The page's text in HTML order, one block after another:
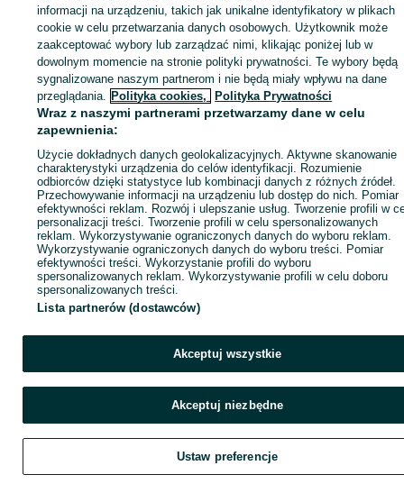
Kup
informacji na urządzeniu, takich jak unikalne identyfikatory w plikach
cookie w celu przetwarzania danych osobowych. Użytkownik może
zaakceptować wybory lub zarządzać nimi, klikając poniżej lub w
dowolnym momencie na stronie polityki prywatności. Te wybory będą
sygnalizowane naszym partnerom i nie będą miały wpływu na dane
przeglądania. Polityka cookies, Polityka Prywatności
Wraz z naszymi partnerami przetwarzamy dane w celu
zapewnienia:
Użycie dokładnych danych geolokalizacyjnych. Aktywne skanowanie
charakterystyki urządzenia do celów identyfikacji. Rozumienie
odbiorców dzięki statystyce lub kombinacji danych z różnych źródeł.
Przechowywanie informacji na urządzeniu lub dostęp do nich. Pomiar
efektywności reklam. Rozwój i ulepszanie usług. Tworzenie profili w
personalizacji treści. Tworzenie profili w celu spersonalizowanych
reklam. Wykorzystywanie ograniczonych danych do wyboru reklam.
Wykorzystywanie ograniczonych danych do wyboru treści. Pomiar
efektywności treści. Wykorzystanie profili do wyboru
spersonalizowanych reklam. Wykorzystywanie profili w celu doboru
spersonalizowanych treści.
Lista partnerów (dostawców)
Akceptuj wszystkie
Akceptuj niezbędne
Ustaw preferencje